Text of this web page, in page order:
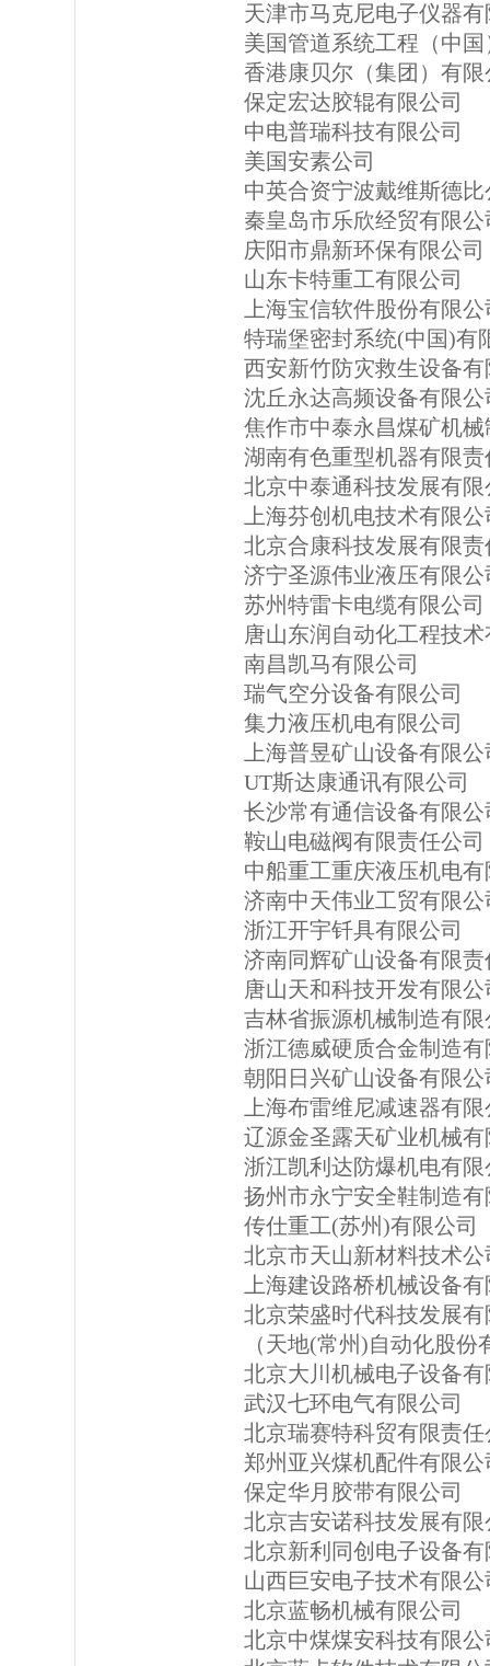
天津市马克尼电子仪器
美国管道系统工程（中
香港康贝尔（集团）有限
保定宏达胶辊有限公司
中电普瑞科技有限公司
美国安素公司
中英合资宁波戴维斯德比
秦皇岛市乐欣经贸有限公
庆阳市鼎新环保有限公司
山东卡特重工有限公司
上海宝信软件股份有限公
特瑞堡密封系统(中国)有
西安新竹防灾救生设备有
沈丘永达高频设备有限公
焦作市中泰永昌煤矿机
湖南有色重型机器有限责
北京中泰通科技发展有限
上海芬创机电技术有限公
北京合康科技发展有限责
济宁圣源伟业液压有限公
苏州特雷卡电缆有限公司
唐山东润自动化工程技
南昌凯马有限公司
瑞气空分设备有限公司
集力液压机电有限公司
上海普昱矿山设备有限公
UT斯达康通讯有限公司
长沙常有通信设备有限公
鞍山电磁阀有限责任公司
中船重工重庆液压机电
济南中天伟业工贸有限公
浙江开宇钎具有限公司
济南同辉矿山设备有限责
唐山天和科技开发有限公
吉林省振源机械制造有限
浙江德威硬质合金制造有
朝阳日兴矿山设备有限公
上海布雷维尼减速器有
辽源金圣露天矿业机械
浙江凯利达防爆机电有限
扬州市永宁安全鞋制造有
传仕重工(苏州)有限公司
北京市天山新材料技术公
上海建设路桥机械设备
北京荣盛时代科技发展有
（天地(常州)自动化股份
北京大川机械电子设备有
武汉七环电气有限公司
北京瑞赛特科贸有限责任
郑州亚兴煤机配件有限公
保定华月胶带有限公司
北京吉安诺科技发展有限
北京新利同创电子设备
山西巨安电子技术有限公
北京蓝畅机械有限公司
北京中煤煤安科技有限公